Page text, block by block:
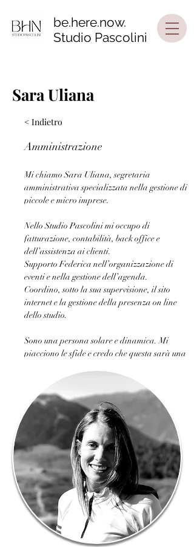
be.here.now.
Studio Pascolini
Sara Uliana
< Indietro
Amministrazione
Mi chiamo Sara Uliana, segretaria
amministrativa specializzata nella gestione di
piccole e micro imprese.
Nello Studio Pascolini mi occupo di
fatturazione, contabilità, back office e
dell’assistenza ai clienti.
Supporto Federica nell’organizzazione di
eventi e nella gestione dell’agenda.
Coordino, sotto la sua supervisione, il sito
internet e la gestione della presenza on line
dello studio.
Sono una persona solare e dinamica. Mi
piacciono le sfide e credo che questa sarà una
professionale.